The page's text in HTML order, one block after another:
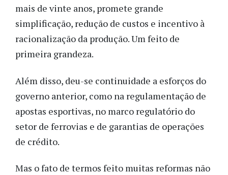
mais de vinte anos, promete grande
simplificação, redução de custos e incentivo à
racionalização da produção. Um feito de
primeira grandeza.
Além disso, deu-se continuidade a esforços do
governo anterior, como na regulamentação de
apostas esportivas, no marco regulatório do
setor de ferrovias e de garantias de operações
de crédito.
Mas o fato de termos feito muitas reformas não